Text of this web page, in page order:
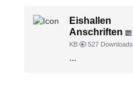
Eishallen
Anschriften
KB
527 Downloads
...